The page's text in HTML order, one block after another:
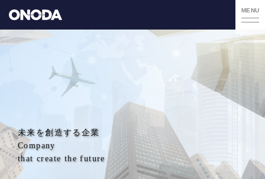
MENU
未来を創造する企業
Company
that create the future